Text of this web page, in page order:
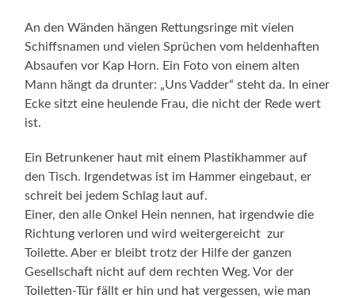
An den Wänden hängen Rettungsringe mit vielen
Schiffsnamen und vielen Sprüchen vom heldenhaften
Absaufen vor Kap Horn. Ein Foto von einem alten
Mann hängt da drunter: „Uns Vadder“ steht da. In einer
Ecke sitzt eine heulende Frau, die nicht der Rede wert
ist.
Ein Betrunkener haut mit einem Plastikhammer auf
den Tisch. Irgendetwas ist im Hammer eingebaut, er
schreit bei jedem Schlag laut auf.
Einer, den alle Onkel Hein nennen, hat irgendwie die
Richtung verloren und wird weiterge­reicht zur
Toilette. Aber er bleibt trotz der Hilfe der ganzen
Gesellschaft nicht auf dem rechten Weg. Vor der
Toiletten-Tür fällt er hin und hat vergessen, wie man